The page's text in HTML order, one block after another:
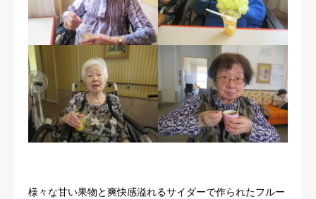
様々な甘い果物と爽快感溢れるサイダーで作られたフルー